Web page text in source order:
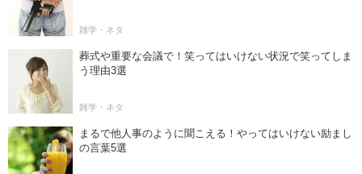
雑学・ネタ
葬式や重要な会議で！笑ってはいけない状況で笑ってしま
う理由3選
雑学・ネタ
まるで他人事のように聞こえる！やってはいけない励まし
の言葉5選